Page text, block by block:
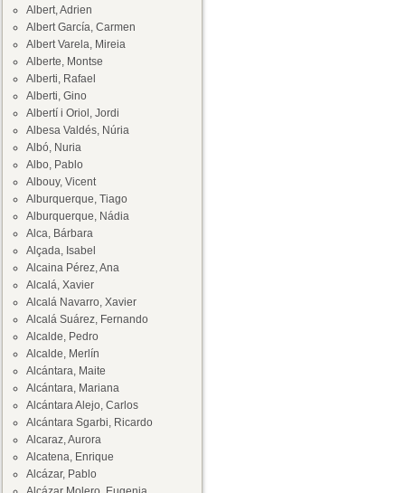
Albert, Adrien
Albert García, Carmen
Albert Varela, Mireia
Alberte, Montse
Alberti, Rafael
Alberti, Gino
Albertí i Oriol, Jordi
Albesa Valdés, Núria
Albó, Nuria
Albo, Pablo
Albouy, Vicent
Alburquerque, Tiago
Alburquerque, Nádia
Alca, Bárbara
Alçada, Isabel
Alcaina Pérez, Ana
Alcalá, Xavier
Alcalá Navarro, Xavier
Alcalá Suárez, Fernando
Alcalde, Pedro
Alcalde, Merlín
Alcántara, Maite
Alcántara, Mariana
Alcántara Alejo, Carlos
Alcántara Sgarbi, Ricardo
Alcaraz, Aurora
Alcatena, Enrique
Alcázar, Pablo